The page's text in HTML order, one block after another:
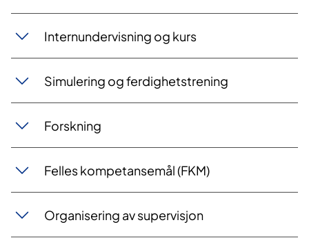
Internundervisning og kurs
Simulering og ferdighetstrening
Forskning
Felles kompetansemål (FKM)
Organisering av supervisjon